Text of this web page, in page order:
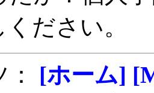
ださい。
[ホーム]